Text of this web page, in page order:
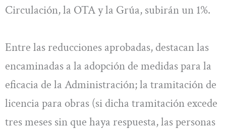
Circulación, la OTA y la Grúa, subirán un 1%.
Entre las reducciones aprobadas, destacan las
encaminadas a la adopción de medidas para la
eficacia de la Administración; la tramitación de
licencia para obras (si dicha tramitación excede
tres meses sin que haya respuesta, las personas